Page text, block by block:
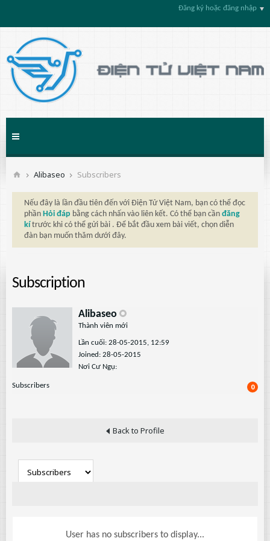
Đăng ký hoặc đăng nhập
Alibaseo Subscribers
Nếu đây là lần đầu tiên đến với Điện Tử Việt Nam, bạn có thể đọc
phần Hỏi đáp bằng cách nhấn vào liên kết. Có thể bạn cần đăng
kí trước khi có thể gửi bài . Để bắt đầu xem bài viết, chọn diễn
đàn bạn muốn thăm dưới đây.
Subscription
Alibaseo
Thành viên mới
Lần cuối: 28-05-2015, 12:59
Joined: 28-05-2015
Nơi Cư Ngụ:
Subscribers 0
Back to Profile
User has no subscribers to display...